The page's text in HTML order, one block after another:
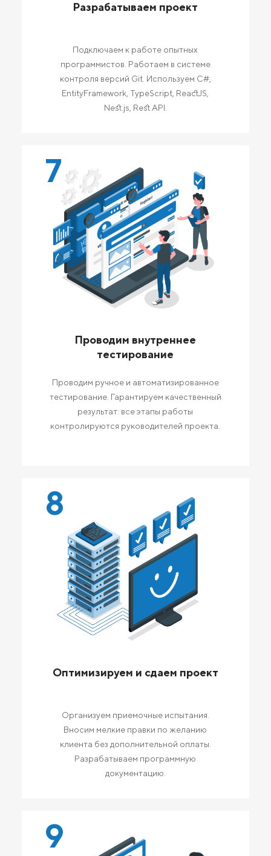
Разрабатываем проект
Подключаем к работе опытных
программистов. Работаем в системе
контроля версий Git. Используем C#,
EntityFramework, TypeScript, ReactJS,
Nest.js, Rest API.
7
Проводим внутреннее
тестирование
Проводим ручное и автоматизированное
тестирование. Гарантируем качественный
результат: все этапы работы
контролируются руководителей проекта.
8
Оптимизируем и сдаем проект
Организуем приемочные испытания.
Вносим мелкие правки по желанию
клиента без дополнительной оплаты.
Разрабатываем программную
документацию.
9